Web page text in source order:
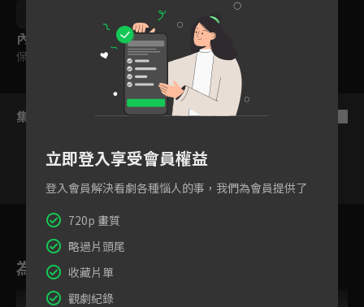
內容標籤
保護級
集數列表
67 68
為您推薦
立即登入享受會員權益
登入會員解決看劇各種惱人的事，我們為會員提供了
720p 畫質
略過片頭尾
收藏片單
觀劇紀錄